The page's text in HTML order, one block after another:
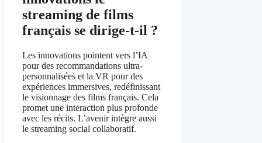
streaming de films
français se dirige-t-il ?
Les innovations pointent vers l’IA
pour des recommandations ultra-
personnalisées et la VR pour des
expériences immersives, redéfinissant
le visionnage des films français. Cela
promet une interaction plus profonde
avec les récits. L’avenir intègre aussi
le streaming social collaboratif.